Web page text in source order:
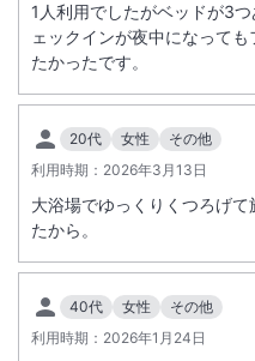
す。
【全館休業期間】
2027 年 2 月 28 日(日)~3 月 2 日
※2 月 28 日の朝食営業は通常ど
※2027 年 3 月 3 日(水)、15 時よ
1人利用でしたがベッドが3
ェックインが夜中になって
たかったです。
20代 女性
その他
利用時期： 2026年3月13日
大浴場でゆっくりくつろげ
たから。
40代 女性
その他
利用時期： 2026年1月24日